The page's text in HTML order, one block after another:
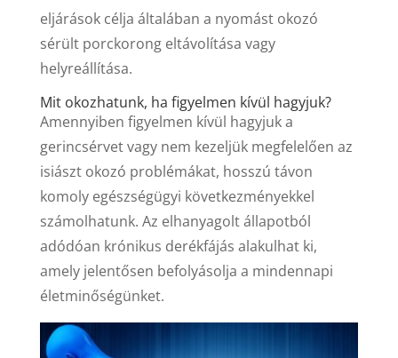
eljárások célja általában a nyomást okozó
sérült porckorong eltávolítása vagy
helyreállítása.
Mit okozhatunk, ha figyelmen kívül hagyjuk?
Amennyiben figyelmen kívül hagyjuk a
gerincsérvet vagy nem kezeljük megfelelően az
isiászt okozó problémákat, hosszú távon
komoly egészségügyi következményekkel
számolhatunk. Az elhanyagolt állapotból
adódóan krónikus derékfájás alakulhat ki,
amely jelentősen befolyásolja a mindennapi
életminőségünket.